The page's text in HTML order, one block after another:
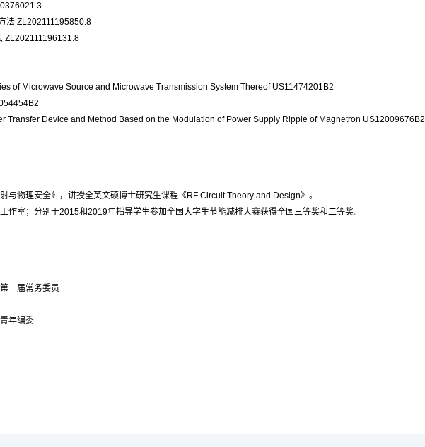
法 ZL202111195850.8
ZL202111196131.8
of Microwave Source and Microwave Transmission System Thereof US11474201B2
Transfer Device and Method Based on the Modulation of Power Supply Ripple of Magnetron US12009676B2
与物理安全》，讲授全英文硕博士研究生课程《RF Circuit Theory and Design》。
作室；分别于2015和2019年指导学生参加全国大学生节能减排大赛获得全国三等奖和二等奖。
一届常务委员
年编委